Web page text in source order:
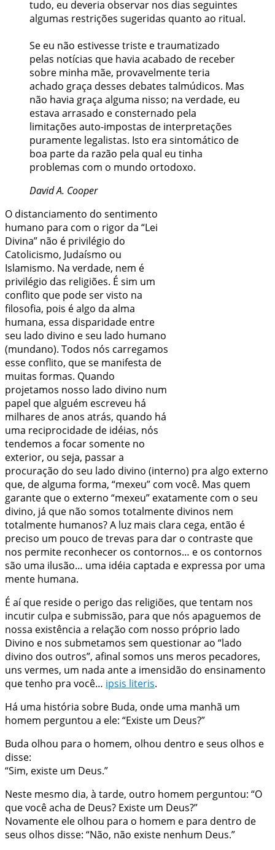
tudo, eu deveria observar nos dias seguintes
algumas restrições sugeridas quanto ao ritual.
Se eu não estivesse triste e traumatizado
pelas notícias que havia acabado de receber
sobre minha mãe, provavelmente teria
achado graça desses debates talmúdicos. Mas
não havia graça alguma nisso; na verdade, eu
estava arrasado e consternado pela
limitações auto-impostas de interpretações
puramente legalistas. Isto era sintomático de
boa parte da razão pela qual eu tinha
problemas com o mundo ortodoxo.
David A. Cooper
O distanciamento do sentimento
humano para com o rigor da “Lei
Divina” não é privilégio do
Catolicismo, Judaísmo ou
Islamismo. Na verdade, nem é
privilégio das religiões. É sim um
conflito que pode ser visto na
filosofia, pois é algo da alma
humana, essa disparidade entre
seu lado divino e seu lado humano
(mundano). Todos nós carregamos
esse conflito, que se manifesta de
muitas formas. Quando
projetamos nosso lado divino num
papel que alguém escreveu há
milhares de anos atrás, quando há
uma reciprocidade de idéias, nós
tendemos a focar somente no
exterior, ou seja, passar a
procuração do seu lado divino (interno) pra algo externo
que, de alguma forma, “mexeu” com você. Mas quem
garante que o externo “mexeu” exatamente com o seu
divino, já que não somos totalmente divinos nem
totalmente humanos? A luz mais clara cega, então é
preciso um pouco de trevas para dar o contraste que
nos permite reconhecer os contornos… e os contornos
são uma ilusão… uma idéia captada e expressa por uma
mente humana.
É aí que reside o perigo das religiões, que tentam nos
incutir culpa e submissão, para que nós apaguemos de
nossa existência a relação com nosso próprio lado
Divino e nos submetamos sem questionar ao “lado
divino dos outros”, afinal somos uns meros pecadores,
uns vermes, um nada ante a imensidão do ensinamento
que tenho pra você… ipsis literis.
Há uma história sobre Buda, onde uma manhã um
homem perguntou a ele: “Existe um Deus?”
Buda olhou para o homem, olhou dentro e seus olhos e
disse:
“Sim, existe um Deus.”
Neste mesmo dia, à tarde, outro homem perguntou: “O
que você acha de Deus? Existe um Deus?”
Novamente ele olhou para o homem e para dentro de
seus olhos disse: “Não, não existe nenhum Deus.”